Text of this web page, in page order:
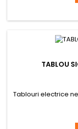
TABLOU
Tablouri electrice